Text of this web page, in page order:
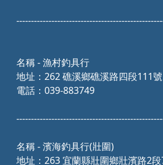
名稱 - 漁村釣具行
地址：262 礁溪鄉礁溪路四段111號
電話：039-883749
名稱 - 濱海釣具行(壯圍)
地址：263 宜蘭縣壯圍鄉壯濱路2